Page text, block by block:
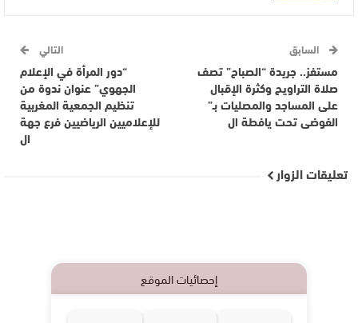
السابق
مستفز.. جريدة “الصباح” تصف
صلاة التراويح وكثرة الإقبال
على المساجد والمصليات بـ”
الفوضى تحت يافطة ال
التالي
“دور المرأة في الإعلام
الجهوي” عنوان ندوة من
تنظيم الجمعية المغربية
للإعلاميين الرياضيين فرع جهة
ال
تعليقات الزوار
إحصائيات الموقع